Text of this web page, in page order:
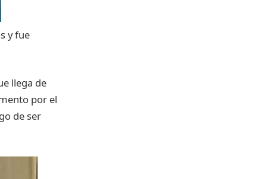
yfue
llega de
por el
deser